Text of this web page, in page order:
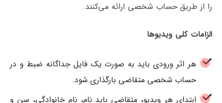
را از طریق حساب شخصی ارائه می‌کنند.
الزامات کلی ویدیوها
هر اثر ورودی باید به صورت یک فایل جداگانه ضبط و در
حساب شخصی متقاضی بارگذاری شود.
ابتدای هر ویدیو، متقاضی باید نام، نام خانوادگی، سن و